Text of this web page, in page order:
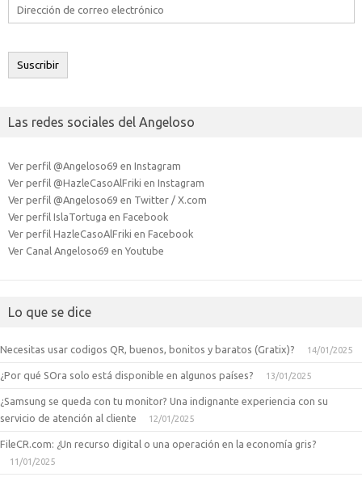
Dirección
electrónico
Suscribir
Las redes sociales del Angeloso
Ver perfil @Angeloso69 en Instagram
Ver perfil @HazleCasoAlFriki en Instagram
Ver perfil @Angeloso69 en Twitter / X.com
Ver perfil IslaTortuga en Facebook
Ver perfil HazleCasoAlFriki en Facebook
Ver Canal Angeloso69 en Youtube
Lo que se dice
Necesitas usar codigos QR, buenos, bonitos y baratos (Gratix)? 14/01/2025
¿Por qué SOra solo está disponible en algunos países? 13/01/2025
¿Samsung se queda con tu monitor? Una indignante experiencia con su
servicio de atención al cliente
12/01/2025
FileCR.com: ¿Un recurso digital o una operación en la economía gris?
11/01/2025